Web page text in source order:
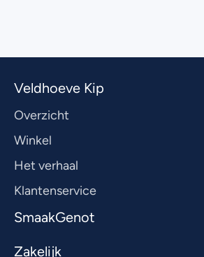
Veldhoeve Kip
Overzicht
Winkel
Het verhaal
Klantenservice
SmaakGenot
Zakelijk